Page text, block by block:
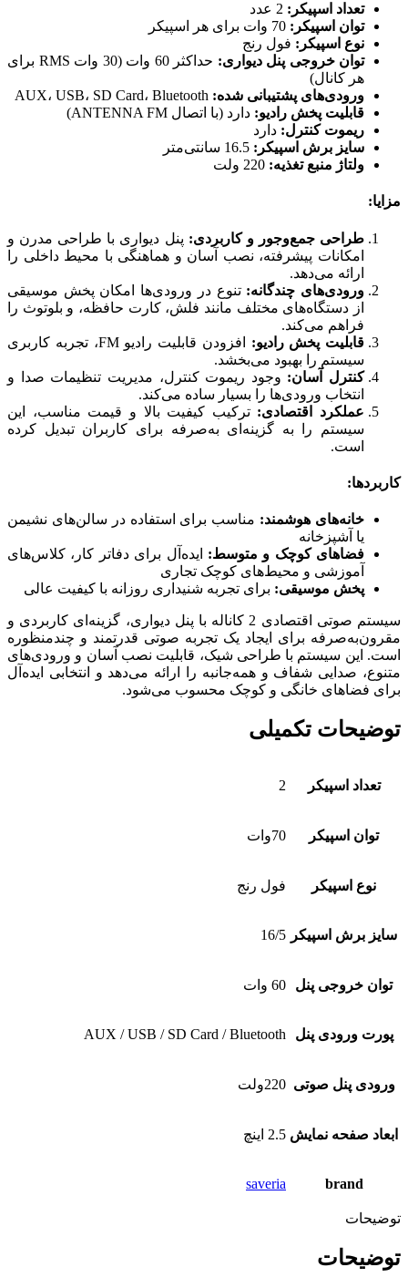
تعداد اسپیکر:
توان اسپیکر:
نوع اسپیکر: فول رنج
توان خروجی پنل دیواری:
حداکثر 60 وات (30 وات RMS برای
هر کانال)
ورودی‌های پشتیبانی شده:
قابلیت پخش رادیو: دارد (با اتصال ANTENNA FM)
ریموت کنترل: دارد
سایز برش اسپیکر:
ولتاژ منبع تغذیه:
مزایا:
طراحی جمع‌وجور و کاربردی: پنل دیواری با طراحی مدرن و
امکانات پیشرفته، نصب آسان و هماهنگی با محیط داخلی را
ارائه می‌دهد.
ورودی‌های چندگانه: تنوع در ورودی‌ها امکان پخش موسیقی
از دستگاه‌های مختلف مانند فلش، کارت حافظه، و بلوتوث را
فراهم می‌کند.
قابلیت پخش رادیو:
افزودن قابلیت رادیو FM، تجربه کاربری
سیستم را بهبود می‌بخشد.
کنترل آسان: وجود ریموت کنترل، مدیریت تنظیمات صدا و
انتخاب ورودی‌ها را بسیار ساده می‌کند.
عملکرد اقتصادی: ترکیب کیفیت بالا و قیمت مناسب، این
سیستم را به گزینه‌ای به‌صرفه برای کاربران تبدیل کرده
است.
کاربردها:
خانه‌های هوشمند: مناسب برای استفاده در سالن‌های نشیمن
یا آشپزخانه
فضاهای کوچک و متوسط: ایده‌آل برای دفاتر کار، کلاس‌های
آموزشی و محیط‌های کوچک تجاری
پخش موسیقی: برای تجربه شنیداری روزانه با کیفیت عالی
سیستم صوتی اقتصادی 2 کاناله با پنل دیواری، گزینه‌ای کاربردی و
مقرون‌به‌صرفه برای ایجاد یک تجربه صوتی قدرتمند و چندمنظوره
است. این سیستم با طراحی شیک، قابلیت نصب آسان و ورودی‌های
متنوع، صدایی شفاف و همه‌جانبه را ارائه می‌دهد و انتخابی ایده‌آل
برای فضاهای خانگی و کوچک محسوب می‌شود.
توضیحات تکمیلی
تعداد اسپیکر 2
توان اسپیکر 70وات
نوع اسپیکر فول رنج
سایز برش اسپیکر 16/5
توان خروجی پنل 60 وات
پورت ورودی پنل AUX / USB / SD Card / Bluetooth
ورودی پنل صوتی 220ولت
ابعاد صفحه نمایش 2.5 اینچ
brand
saveria
توضیحات
توضیحات